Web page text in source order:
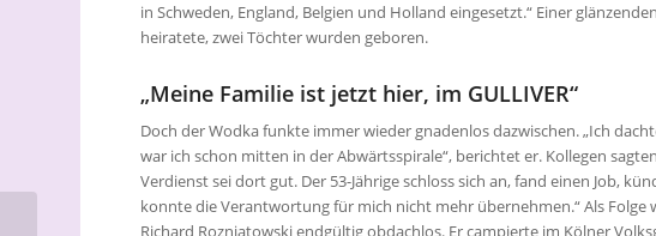
in Schweden, England, Belgien und Holland eingesetzt.“ Einer
heiratete, zwei Töchter wurden geboren.
„Meine Familie ist jetzt hier, im GULLIVER“
Doch der Wodka funkte immer wieder gnadenlos dazwischen. „Ich
war ich schon mitten in der Abwärtsspirale“, berichtet er. Kollegen
Verdienst sei dort gut. Der 53-Jährige schloss sich an, fand einen Job,
konnte die Verantwortung für mich nicht mehr übernehmen.“ Als Folge
Richard Rozniatowski endgültig obdachlos. Er campierte im Kölner
Vision von Gemeinde